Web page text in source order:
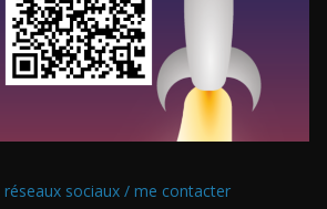
sociaux / me contacter